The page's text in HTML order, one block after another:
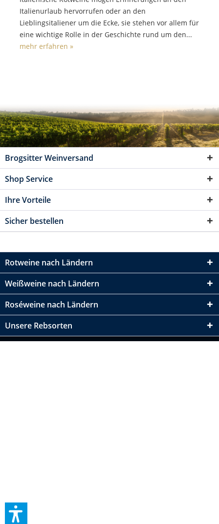
Italienurlaub hervorrufen oder an den
Lieblingsitaliener um die Ecke, sie stehen vor allem für
eine wichtige Rolle in der Geschichte rund um den...
mehr erfahren »
Brogsitter Weinversand
Shop Service
Ihre Vorteile
Sicher bestellen
Rotweine nach Ländern
Weißweine nach Ländern
Roséweine nach Ländern
Unsere Rebsorten